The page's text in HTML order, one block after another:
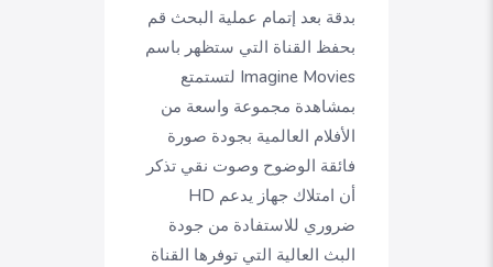
بدقة بعد إتمام عملية البحث قم
بحفظ القناة التي ستظهر باسم
Imagine Movies لتستمتع
بمشاهدة مجموعة واسعة من
الأفلام العالمية بجودة صورة
فائقة الوضوح وصوت نقي تذكر
أن امتلاك جهاز يدعم HD
ضروري للاستفادة من جودة
البث العالية التي توفرها القناة